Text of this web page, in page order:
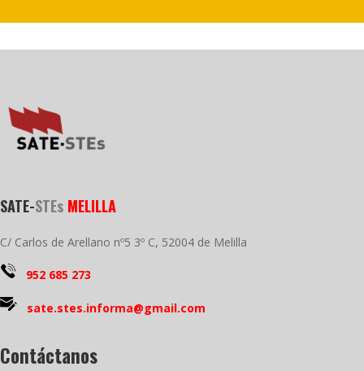
SATE-STEs MELILLA
C/ Carlos de Arellano nº5 3º C, 52004 de Melilla
952 685 273
sate.stes.informa@gmail.com
Contáctanos